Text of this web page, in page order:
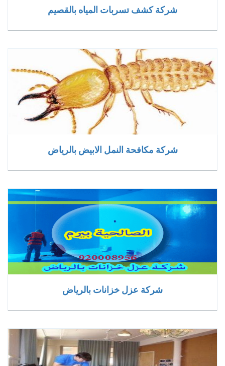
شركة كشف تسربات المياه بالقصيم
شركة مكافحة النمل الابيض بالرياض
شركة عزل خزانات بالرياض